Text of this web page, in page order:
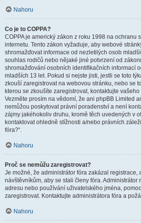
Nahoru
Co je to COPPA?
COPPA je americký zákon z roku 1998 na ochranu
internetu. Tento zákon vyžaduje, aby webové
shromažďovat informace od nezletilých osob
souhlas rodičů nebo nějaké jiné potvrzení od
shromažďování osobních identifikačních informací
mladších 13 let. Pokud si nejste jisti, jestli se toto
zkouší zaregistrovat na webovou stránku, nebo se
kterou se zkoušíte zaregistrovat, kontaktujte
Vezměte prosím na vědomí, že ani phpBB Limited
nemůžou poskytovat právní poradenství a není
zájmy jakéhokoliv druhu, kromě těch uvedených v
kontaktovat ohledně stížnosti a/nebo právních
fóra?“.
Nahoru
Proč se nemůžu zaregistrovat?
Je možné, že administrátor fóra zakázal registrace,
návštěvníkům, aby se stali členy fóra. Administrátor
adresu nebo používání uživatelského jména,
zaregistrovat. Kontaktujte administrátora fóra a
Nahoru